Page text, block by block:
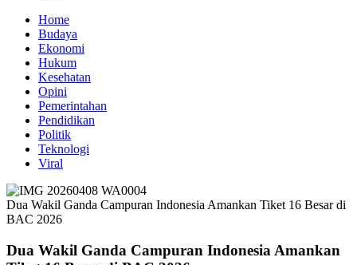
Menu
Home
Budaya
Ekonomi
Hukum
Kesehatan
Opini
Pemerintahan
Pendidikan
Politik
Teknologi
Viral
Dua Wakil Ganda Campuran Indonesia Amankan Tiket 16 Besar di
BAC 2026
Dua Wakil Ganda Campuran Indonesia Amankan